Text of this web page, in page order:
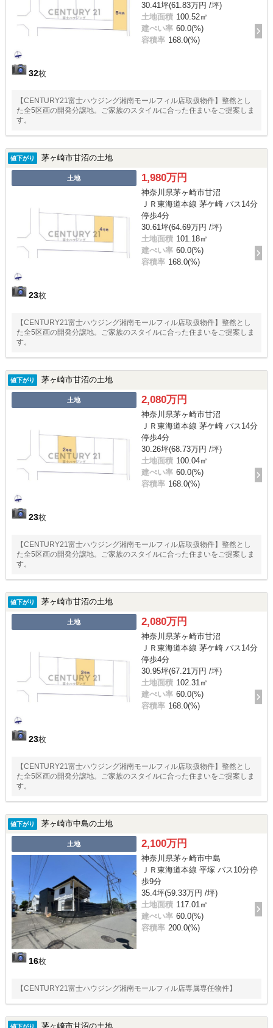
32枚
30.41坪(61.83万円 /坪)
土地面積 100.52㎡
建ぺい率 60.0(%)
容積率 168.0(%)
【CENTURY21富士ハウジング湘南モールフィル店取扱物件】整然とし
た全5区画の開発分譲地。ご家族のスタイルに合った住まいをご提案しま
す。
値下がり 茅ヶ崎市甘沼の土地
土地
23枚
1,980万円
神奈川県茅ヶ崎市甘沼
ＪＲ東海道本線 茅ケ崎 バス14分
停歩4分
30.61坪(64.69万円 /坪)
土地面積 101.18㎡
建ぺい率 60.0(%)
容積率 168.0(%)
【CENTURY21富士ハウジング湘南モールフィル店取扱物件】整然とし
た全5区画の開発分譲地。ご家族のスタイルに合った住まいをご提案しま
す。
値下がり 茅ヶ崎市甘沼の土地
土地
23枚
2,080万円
神奈川県茅ヶ崎市甘沼
ＪＲ東海道本線 茅ケ崎 バス14分
停歩4分
30.26坪(68.73万円 /坪)
土地面積 100.04㎡
建ぺい率 60.0(%)
容積率 168.0(%)
【CENTURY21富士ハウジング湘南モールフィル店取扱物件】整然とし
た全5区画の開発分譲地。ご家族のスタイルに合った住まいをご提案しま
す。
値下がり 茅ヶ崎市甘沼の土地
土地
23枚
2,080万円
神奈川県茅ヶ崎市甘沼
ＪＲ東海道本線 茅ケ崎 バス14分
停歩4分
30.95坪(67.21万円 /坪)
土地面積 102.31㎡
建ぺい率 60.0(%)
容積率 168.0(%)
【CENTURY21富士ハウジング湘南モールフィル店取扱物件】整然とし
た全5区画の開発分譲地。ご家族のスタイルに合った住まいをご提案しま
す。
値下がり 茅ヶ崎市中島の土地
土地
16枚
2,100万円
神奈川県茅ヶ崎市中島
ＪＲ東海道本線 平塚 バス10分停
歩9分
35.4坪(59.33万円 /坪)
土地面積 117.01㎡
建ぺい率 60.0(%)
容積率 200.0(%)
【CENTURY21富士ハウジング湘南モールフィル店専属専任物件】
茅ヶ崎市甘沼の土地